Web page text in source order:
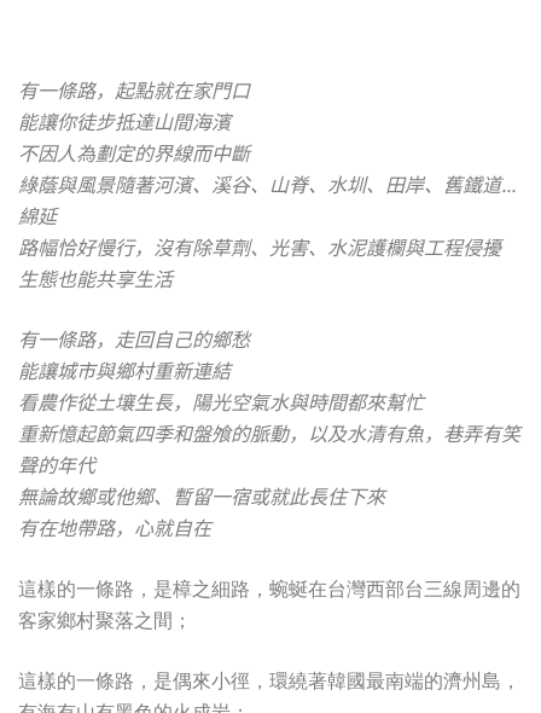
有一條路，起點就在家門口
能讓你徒步抵達山間海濱
不因人為劃定的界線而中斷
綠蔭與風景隨著河濱、溪谷、山脊、水圳、田岸、舊鐵道...
綿延
路幅恰好慢行，沒有除草劑、光害、水泥護欄與工程侵擾
生態也能共享生活
有一條路，走回自己的鄉愁
能讓城市與鄉村重新連結
看農作從土壤生長，陽光空氣水與時間都來幫忙
重新憶起節氣四季和盤飧的脈動，以及水清有魚，巷弄有笑
聲的年代
無論故鄉或他鄉、暫留一宿或就此長住下來
有在地帶路，心就自在
這樣的一條路，是樟之細路，蜿蜒在台灣西部台三線周邊的
客家鄉村聚落之間；
這樣的一條路，是偶來小徑，環繞著韓國最南端的濟州島，